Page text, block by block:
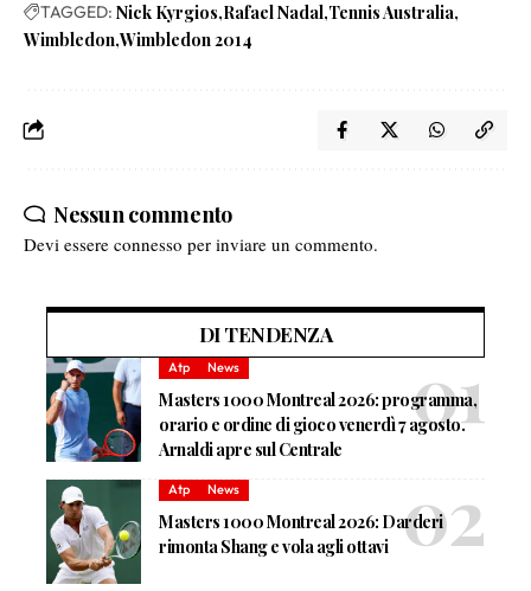
TAGGED: Nick Kyrgios Rafael Nadal Tennis Australia
Wimbledon Wimbledon 2014
Nessun commento
Devi essere connesso per inviare un commento.
DI TENDENZA
Atp News
Masters 1000 Montreal 2026: programma,
orario e ordine di gioco venerdì 7 agosto.
Arnaldi apre sul Centrale
Atp News
Masters 1000 Montreal 2026: Darderi
rimonta Shang e vola agli ottavi